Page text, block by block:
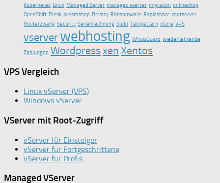
Kubernetes Linux Managed Server managed vserver migration onlineshop
OpenShift Plesk prestashop Privacy Ransomware Rapidshare rootserver
Routerzwang Security Serienrechnung Sudo Textpattern vCore VPS
vserverwebhosting WhoisGuard wiederkehrende
Zahlungen WordpressxenXentos
VPS Vergleich
Linux vServer (VPS)
Windows vServer
VServer mit Root-Zugriff
vServer für Einsteiger
vServer für Fortgeschrittene
vServer für Profis
Managed VServer